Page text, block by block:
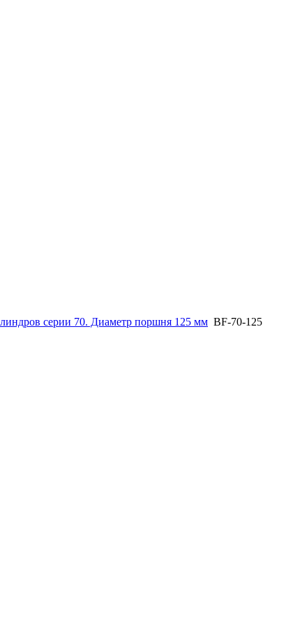
серии 70. Диаметр поршня 125 мм BF-70-125